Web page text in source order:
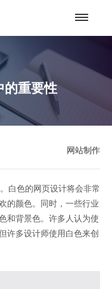
的重要性
网站制作
白色的网页设计将会非常
的颜色。同时，一些行业
和背景色。许多人认为使
许多设计师使用白色来创